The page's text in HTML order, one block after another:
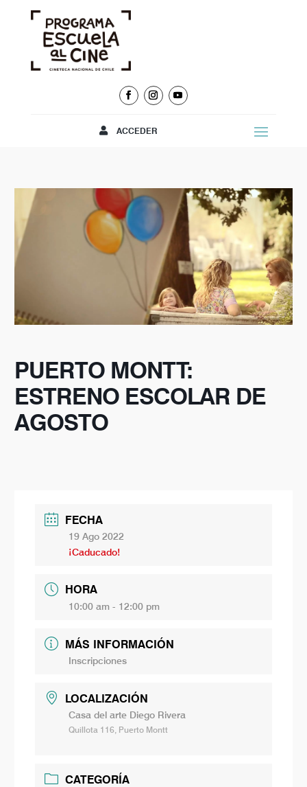
ACCEDER
PUERTO MONTT:
ESTRENO ESCOLAR DE
AGOSTO
FECHA
19 Ago 2022
¡Caducado!
HORA
10:00 am - 12:00 pm
MÁS INFORMACIÓN
Inscripciones
LOCALIZACIÓN
Casa del arte Diego Rivera
Quillota 116, Puerto Montt
CATEGORÍA